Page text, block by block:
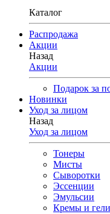
Каталог
Распродажа
Акции
Назад
Акции
Подарок за
Новинки
Уход за лицом
Назад
Уход за лицом
Тонеры
Мисты
Сыворотки
Эссенции
Эмульсии
Кремы и гели